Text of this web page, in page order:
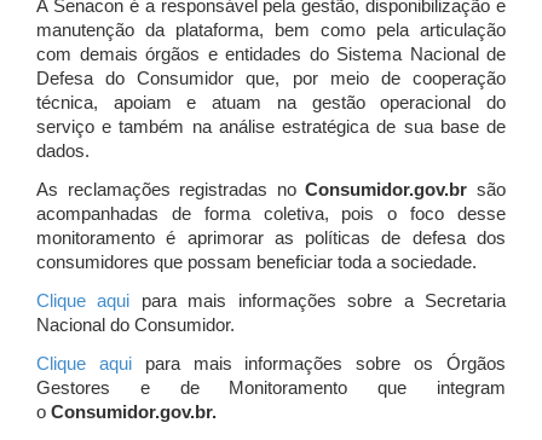
A Senacon é a responsável pela gestão, disponibilização e
manutenção da plataforma, bem como pela articulação
com demais órgãos e entidades do Sistema Nacional de
Defesa do Consumidor que, por meio de cooperação
técnica, apoiam e atuam na gestão operacional do
serviço e também na análise estratégica de sua base de
dados.
As reclamações registradas noConsumidor.gov.br são
acompanhadas de forma coletiva, pois o foco desse
monitoramento é aprimorar as políticas de defesa dos
consumidores que possam beneficiar toda a sociedade.
Clique aqui para mais informações sobre a Secretaria
Nacional do Consumidor.
Clique aquipara mais informações sobre os Órgãos
Gestores e de Monitoramento que integram
o Consumidor.gov.br.